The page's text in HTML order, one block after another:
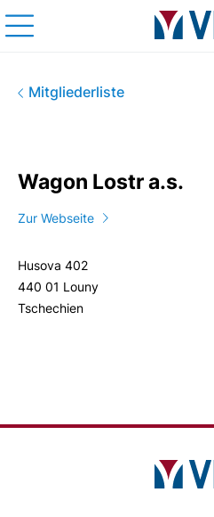
Mitgliederliste
Wagon Lostr a.s.
Wagon Lostr a.s.
Zur Webseite
Husova 402
440 01 Louny
Tschechien